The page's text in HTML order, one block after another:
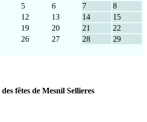
5 6 7
8
12 13 14
15
19 20 21
22
26 27 28
29
fêtes de Mesnil Sellieres